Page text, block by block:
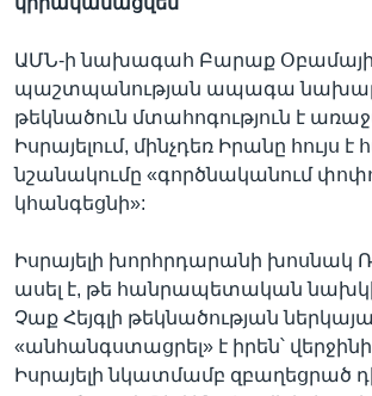
ԱՄՆ-ի նախագահ Բարաք Օբամայի
պաշտպանության ապագա
թեկնածուն մտահոգություն է
Իսրայելում, մինչդեռ Իրանը հույս է
նշանակումը «գործնականում
կհանգեցնի»:
Իսրայելի խորհրդարանի խոսնակ
ասել է, թե հանրապետական
Չաք Հեյգլի թեկնածության
«անհանգստացրել» է իրեն՝
Իսրայելի նկատմամբ զբաղեցրած